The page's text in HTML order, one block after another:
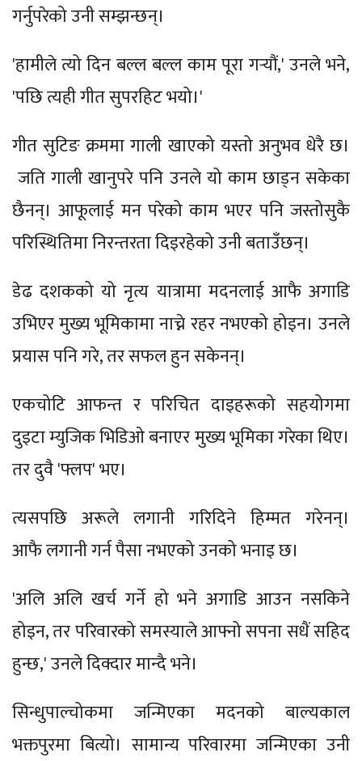
गर्नुपरेको उनी सम्झन्छन्।
'हामीले त्यो दिन बल्ल बल्ल काम पूरा गर्‍यौं,' उनले भने,
'पछि त्यही गीत सुपरहिट भयो।'
गीत सुटिङ क्रममा गाली खाएको यस्तो अनुभव धेरै छ।
जति गाली खानुपरे पनि उनले यो काम छाड्न सकेका
छैनन्। आफूलाई मन परेको काम भएर पनि जस्तोसुकै
परिस्थितिमा निरन्तरता दिइरहेको उनी बताउँछन्।
डेढ दशकको यो नृत्य यात्रामा मदनलाई आफै अगाडि
उभिएर मुख्य भूमिकामा नाच्ने रहर नभएको होइन। उनले
प्रयास पनि गरे, तर सफल हुन सकेनन्।
एकचोटि आफन्त र परिचित दाइहरूको सहयोगमा
दुइटा म्युजिक भिडिओ बनाएर मुख्य भूमिका गरेका थिए।
तर दुवै 'फ्लप' भए।
त्यसपछि अरूले लगानी गरिदिने हिम्मत गरेनन्।
आफै लगानी गर्न पैसा नभएको उनको भनाइ छ।
'अलि अलि खर्च गर्ने हो भने अगाडि आउन नसकिने
होइन, तर परिवारको समस्याले आफ्नो सपना सधैं सहिद
हुन्छ,' उनले दिक्दार मान्दै भने।
सिन्धुपाल्चोकमा जन्मिएका मदनको बाल्यकाल
भक्तपुरमा बित्यो। सामान्य परिवारमा जन्मिएका उनी